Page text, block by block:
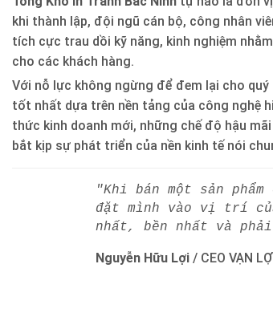
khi thành lập, đội ngũ cán bộ, công nhân
tích cực trau dồi kỹ năng, kinh nghiệm
cho các khách hàng.
Với nỗ lực không ngừng để đem lại cho
tốt nhất dựa trên nền tảng của công nghệ
thức kinh doanh mới, những chế độ hậu
bắt kịp sự phát triển của nền kinh tế nói
"Khi bán một sản
đặt mình vào vị trí
nhất, bền nhất và
Nguyễn Hữu Lợi / CEO VẠN